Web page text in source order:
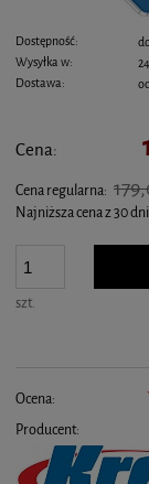
Dostępność:
Wysyłka w:
Dostawa:
Cena:
Cena regularna:
Najniższa cena z 30
szt.
Ocena:
Producent: